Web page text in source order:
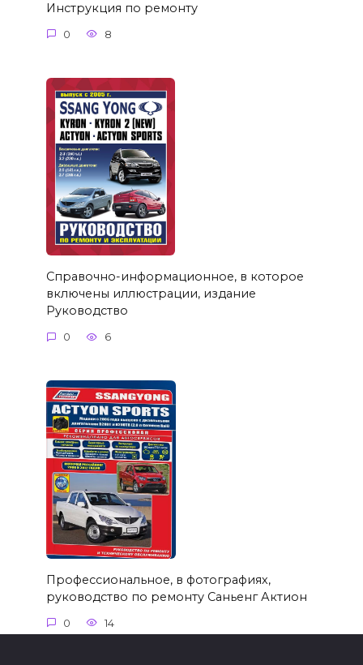
Инструкция по ремонту
0 8
Справочно-информационное, в которое
включены иллюстрации, издание
Руководство
0 6
Профессиональное, в фотографиях,
руководство по ремонту Саньенг Актион
0 14